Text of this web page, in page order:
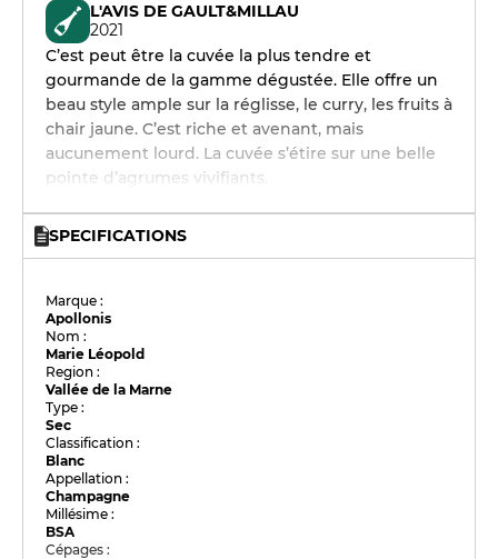
L'AVIS DE GAULT&MILLAU
2021
C’est peut être la cuvée la plus tendre et
gourmande de la gamme dégustée. Elle offre un
beau style ample sur la réglisse, le curry, les fruits à
chair jaune. C’est riche et avenant, mais
aucunement lourd. La cuvée s’étire sur une belle
pointe d’agrumes vivifiants.
SPECIFICATIONS
Marque :
Apollonis
Nom :
Marie Léopold
Region :
Vallée de la Marne
Type :
Sec
Classification :
Blanc
Appellation :
Champagne
Millésime :
BSA
Cépages :